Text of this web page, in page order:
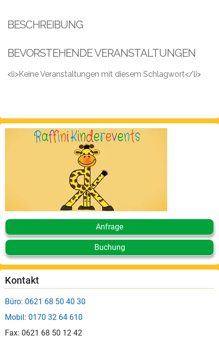
Über
Fotos,
Events
Referenzen
BESCHREIBUNG
BEVORSTEHENDE VERANSTALTUNGEN
<li>Keine Veranstaltungen mit diesem Schlagwort</li>
Anfrage
Buchung
Kontakt
Büro: 0621 68 50 40 30
Mobil: 0170 32 64 610
Fax: 0621 68 50 12 42